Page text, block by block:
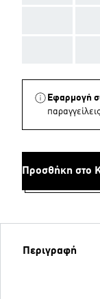
Εφαρμογή
Προσθήκη στο
Περιγραφή